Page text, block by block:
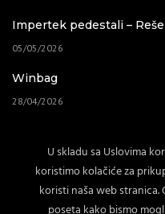
Impertek pedestali –
05/05/2026
Winbag
28/04/2026
02/04/2026U skladu sa Uslovima
koristimo kolačiće za
koristi naša web